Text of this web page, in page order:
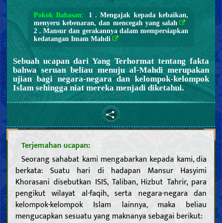
Pokok Bahasan:
1 . Mengajak kepada kebaikan,
menyeru kebenaran, dan mencegah yang salah
2 . Mansur dan gerakannya dalam mempersiapkan
kedatangan Imam Mahdi
Sebuah ucapan dari Yang Terhormat tentang fakta
bahwa seruan beliau menuju al-Mahdi merupakan
ujian bagi negara-negara dan kelompok-kelompok
Islam sehingga niat mereka menjadi diketahui.
Terjemahan ucapan:
Seorang sahabat kami mengabarkan kepada kami, dia
berkata: Suatu hari di hadapan Mansur Hasyimi
Khorasani disebutkan ISIS, Taliban, Hizbut Tahrir, para
pengikut wilayat al-faqih, serta negara-negara dan
kelompok-kelompok Islam lainnya, maka beliau
mengucapkan sesuatu yang maknanya sebagai berikut: